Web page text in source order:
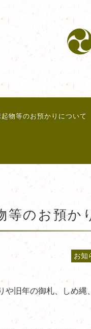
物等のお預かりについて
等のお預か
お知
や旧年の御札、しめ